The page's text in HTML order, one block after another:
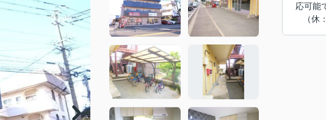
応可能
（休